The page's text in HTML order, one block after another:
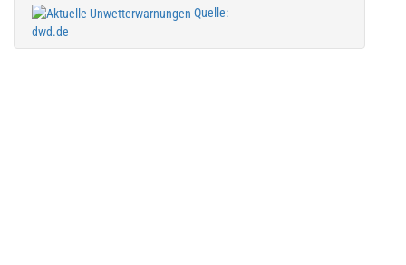
Quelle:
dwd.de